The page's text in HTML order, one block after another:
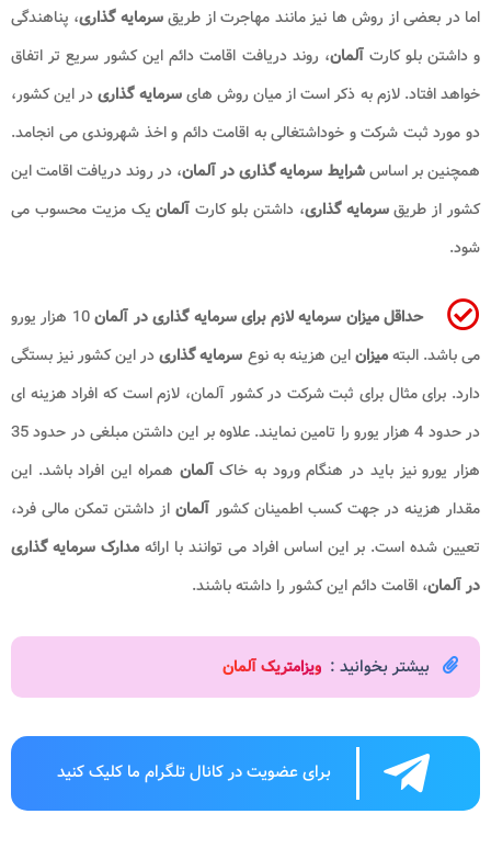
اما در بعضی از روش ها نیز مانند مهاجرت از طریقسرمایه گذاری، پناهندگی
و داشتن بلو کارتآلمان، روند دریافت اقامت دائم این کشور سریع تر اتفاق
خواهد افتاد. لازم به ذکر است از میان روش هایسرمایه گذاریدر این کشور،
دو مورد ثبت شرکت و خوداشتغالی به اقامت دائم و اخذ شهروندی می انجامد.
همچنین بر اساسشرایط سرمایه گذاری در آلمان، در روند دریافت اقامت این
کشور از طریقسرمایه گذاری، داشتن بلو کارت آلمانیک مزیت محسوب می
شود.
حداقل میزان سرمایه لازم برای سرمایه گذاری در آلمان
10 هزار یورو
می باشد. البتهمیزاناین هزینه به نوع سرمایه گذاریدر این کشور نیز بستگی
دارد. برای مثال برای ثبت شرکت در کشور آلمان، لازم است که افراد هزینه ای
در حدود 4 هزار یورو را تامین نمایند. علاوه بر این داشتن مبلغی در حدود 35
هزار یورو نیز باید در هنگام ورود به خاکآلمان همراه این افراد باشد. این
مقدار هزینه در جهت کسب اطمینان کشور آلماناز داشتن تمکن مالی فرد،
تعیین شده است. بر این اساس افراد می توانند با ارائه مدارک سرمایه گذاری
در آلمان، اقامت دائم این کشور را داشته باشند.
بیشتر بخوانید : ویزامتریک آلمان
برای عضویت در کانال تلگرام ما کلیک کنید